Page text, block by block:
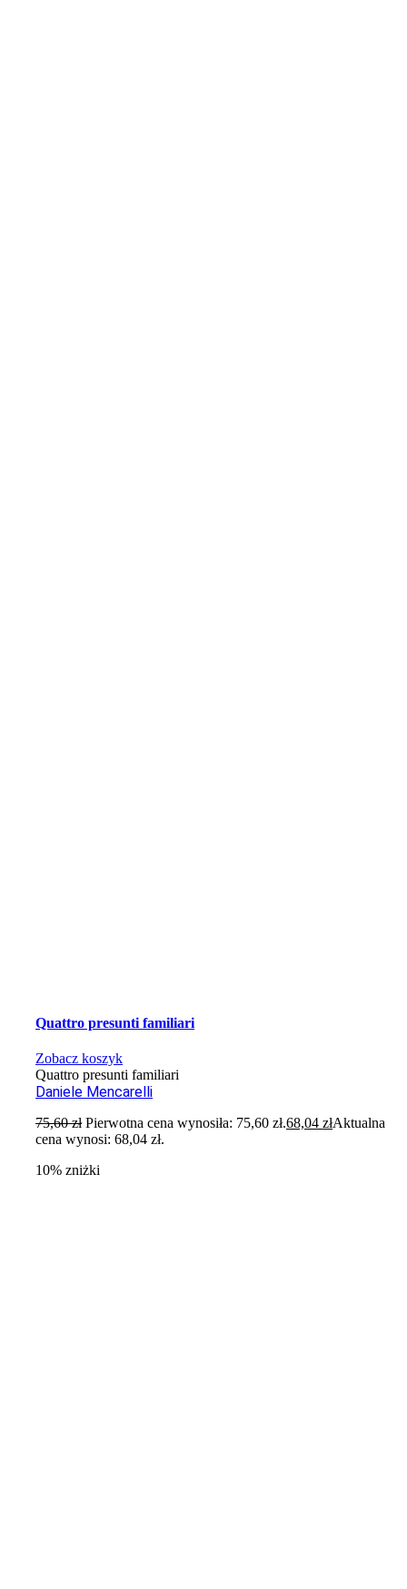
Quattro presunti familiari
Zobacz koszyk
Quattro presunti familiari
Daniele Mencarelli
75,60zł Pierwotna cena wynosiła: 75,60 zł.68,04złAktualna
cena wynosi: 68,04 zł.
10% zniżki